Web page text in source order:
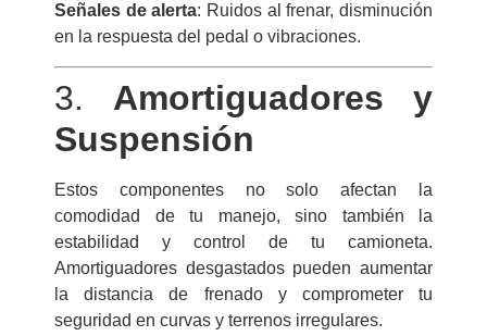
Señales de alerta: Ruidos al frenar, disminución
en la respuesta del pedal o vibraciones.
3. Amortiguadores y
Suspensión
Estos componentes no solo afectan la
comodidad de tu manejo, sino también la
estabilidad y control de tu camioneta.
Amortiguadores desgastados pueden aumentar
la distancia de frenado y comprometer tu
seguridad en curvas y terrenos irregulares.